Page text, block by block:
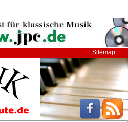
Sitemap